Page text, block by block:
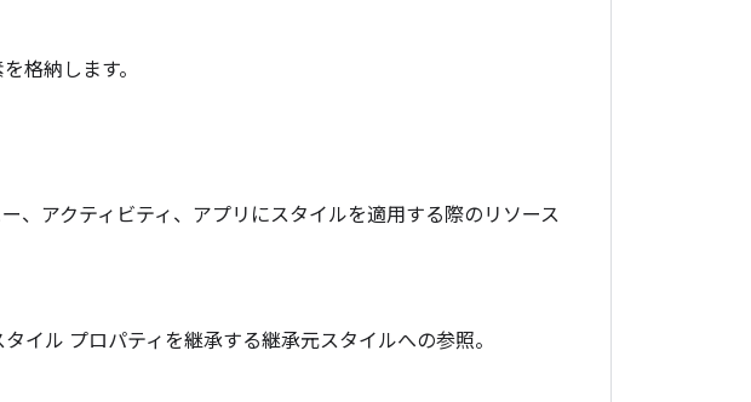
格納します。
、アクティビティ、アプリにスタイルを適用する際のリソース
イル プロパティを継承する継承元スタイルへの参照。